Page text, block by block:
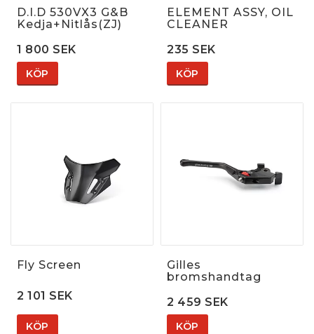
D.I.D 530VX3 G&B
Kedja+Nitlås(ZJ)
1 800 SEK
KÖP
ELEMENT ASSY, OIL
CLEANER
235 SEK
KÖP
Fly Screen
2 101 SEK
KÖP
Gilles
bromshandtag
2 459 SEK
KÖP